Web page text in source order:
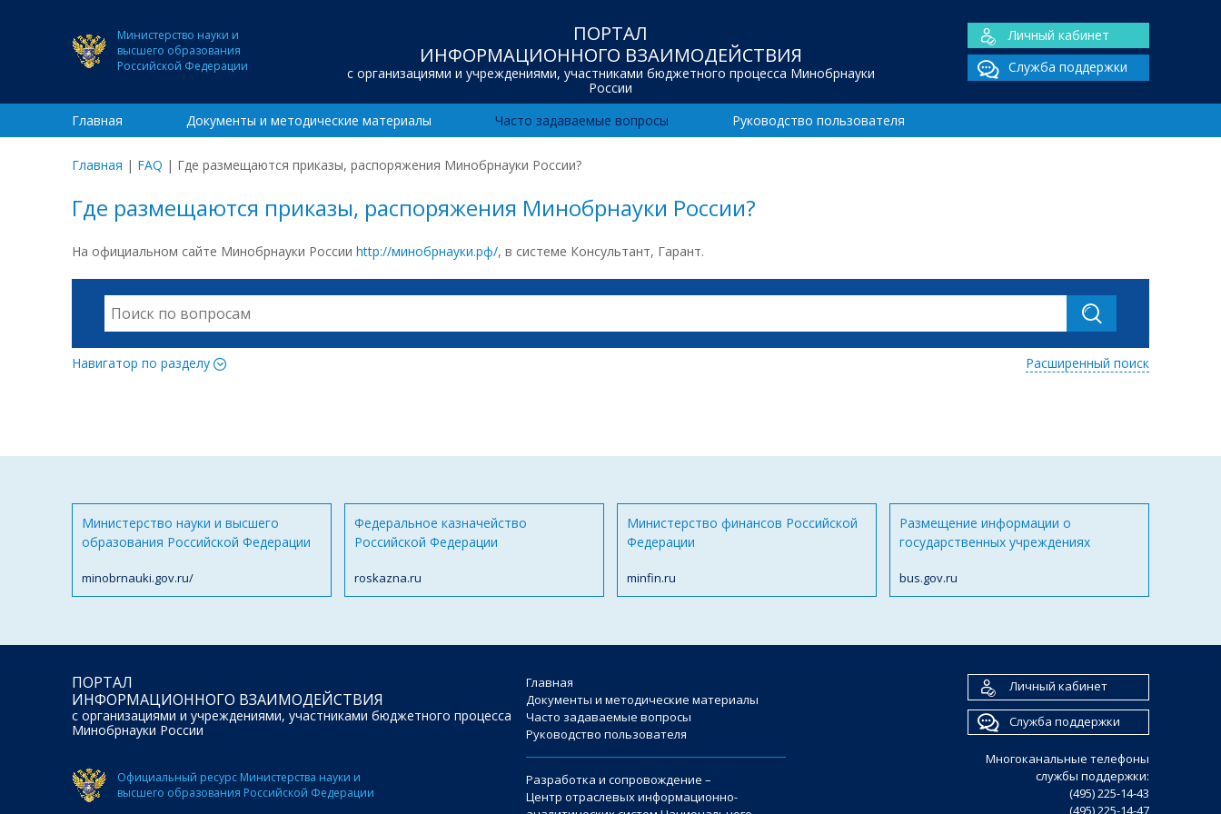
Министерство науки и
высшего образования
Российской Федерации
ПОРТАЛ
ИНФОРМАЦИОННОГО ВЗАИМОДЕЙСТВИЯ
с организациями и учреждениями, участниками бюджетного процесса Минобрнауки
России
Личный кабинет
Служба поддержки
Главная Документы и методические материалы Часто задаваемые вопросы Руководство пользователя
Главная | FAQ | Где размещаются приказы, распоряжения Минобрнауки России?
Где размещаются приказы, распоряжения Минобрнауки России?
На официальном сайте Минобрнауки России http://минобрнауки.рф/, в системе Консультант, Гарант.
Навигатор по разделу Расширенный поиск
Министерство науки и высшего
образования Российской Федерации
minobrnauki.gov.ru/
Федеральное казначейство
Российской Федерации
roskazna.ru
Министерство финансов Российской
Федерации
minfin.ru
Размещение информации о
государственных учреждениях
bus.gov.ru
ПОРТАЛ
ИНФОРМАЦИОННОГО ВЗАИМОДЕЙСТВИЯ
с организациями и учреждениями, участниками бюджетного процесса
Минобрнауки России
Официальный ресурс Министерства науки и
высшего образования Российской Федерации
Главная
Документы и методические материалы
Часто задаваемые вопросы
Руководство пользователя
Разработка и сопровождение –
Центр отраслевых информационно-
Личный кабинет
Служба поддержки
Многоканальные телефоны
службы поддержки:
(495) 225-14-43
(495) 225-14-47